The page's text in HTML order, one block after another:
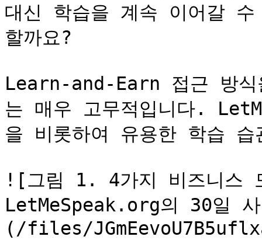
대신 학습을 계속 이어갈
할까요?
Learn-and-Earn 접근 방식
는 매우 고무적입니다.
을 비롯하여 유용한 학습
![그림 1. 4가지 비즈니스
LetMeSpeak.org의 30일
(/files/